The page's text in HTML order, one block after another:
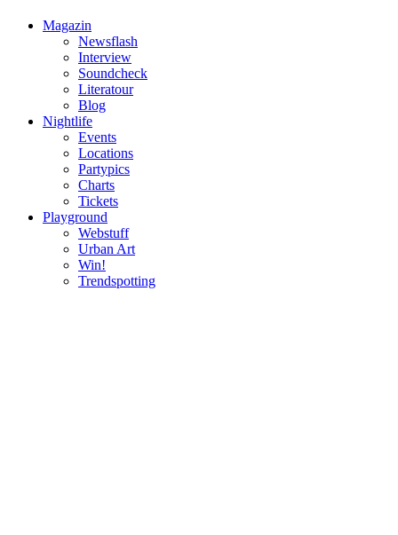
Magazin
Newsflash
Interview
Soundcheck
Literatour
Blog
Nightlife
Events
Locations
Partypics
Charts
Tickets
Playground
Webstuff
Urban Art
Win!
Trendspotting